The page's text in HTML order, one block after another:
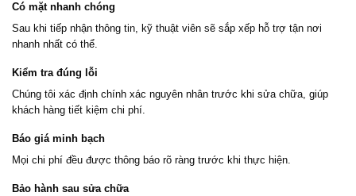
Có mặt nhanh chóng
Sau khi tiếp nhận thông tin, kỹ thuật viên sẽ sắp xếp hỗ trợ tận nơi
nhanh nhất có thể.
Kiểm tra đúng lỗi
Chúng tôi xác định chính xác nguyên nhân trước khi sửa chữa, giúp
khách hàng tiết kiệm chi phí.
Báo giá minh bạch
Mọi chi phí đều được thông báo rõ ràng trước khi thực hiện.
Bảo hành sau sửa chữa